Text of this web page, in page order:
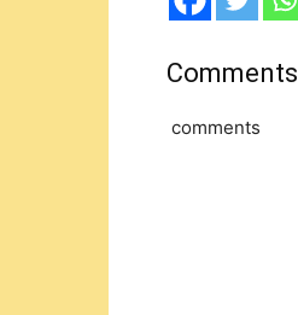
Comments
comments